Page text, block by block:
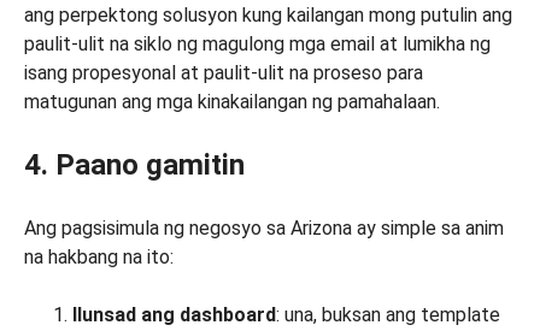
ang perpektong solusyon kung kailangan mong putulin ang
paulit-ulit na siklo ng magulong mga email at lumikha ng
isang propesyonal at paulit-ulit na proseso para
matugunan ang mga kinakailangan ng pamahalaan.
4. Paano gamitin
Ang pagsisimula ng negosyo sa Arizona ay simple sa anim
na hakbang na ito:
Ilunsad ang dashboard: una, buksan ang template